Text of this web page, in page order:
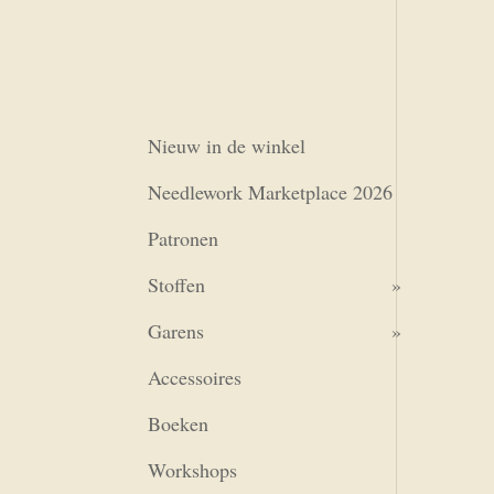
Nieuw in de winkel
Needlework Marketplace 2026
Patronen
Stoffen
Garens
Accessoires
Boeken
Workshops